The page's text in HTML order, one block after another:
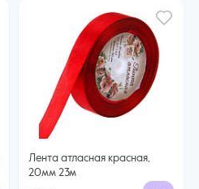
Лента атласная красная,
20мм 23м